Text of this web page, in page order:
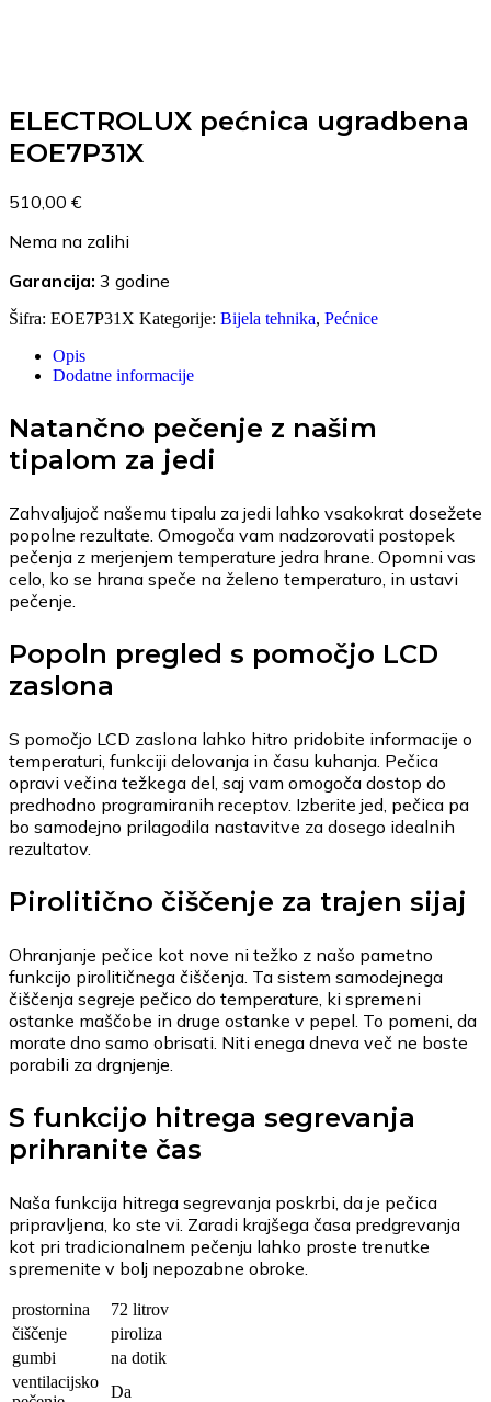
ELECTROLUX pećnica ugradbena
EOE7P31X
510,00 €
Nema na zalihi
Garancija: 3 godine
Šifra: EOE7P31X Kategorije: Bijela tehnika, Pećnice
Opis
Dodatne informacije
Natančno pečenje z našim
tipalom za jedi
Zahvaljujoč našemu tipalu za jedi lahko vsakokrat dosežete
popolne rezultate. Omogoča vam nadzorovati postopek
pečenja z merjenjem temperature jedra hrane. Opomni vas
celo, ko se hrana speče na želeno temperaturo, in ustavi
pečenje.
Popoln pregled s pomočjo LCD
zaslona
S pomočjo LCD zaslona lahko hitro pridobite informacije o
temperaturi, funkciji delovanja in času kuhanja. Pečica
opravi večina težkega del, saj vam omogoča dostop do
predhodno programiranih receptov. Izberite jed, pečica pa
bo samodejno prilagodila nastavitve za dosego idealnih
rezultatov.
Pirolitično čiščenje za trajen sijaj
Ohranjanje pečice kot nove ni težko z našo pametno
funkcijo pirolitičnega čiščenja. Ta sistem samodejnega
čiščenja segreje pečico do temperature, ki spremeni
ostanke maščobe in druge ostanke v pepel. To pomeni, da
morate dno samo obrisati. Niti enega dneva več ne boste
porabili za drgnjenje.
S funkcijo hitrega segrevanja
prihranite čas
Naša funkcija hitrega segrevanja poskrbi, da je pečica
pripravljena, ko ste vi. Zaradi krajšega časa predgrevanja
kot pri tradicionalnem pečenju lahko proste trenutke
spremenite v bolj nepozabne obroke.
prostornina
72 litrov
čiščenje
piroliza
gumbi
na dotik
ventilacijsko
Da